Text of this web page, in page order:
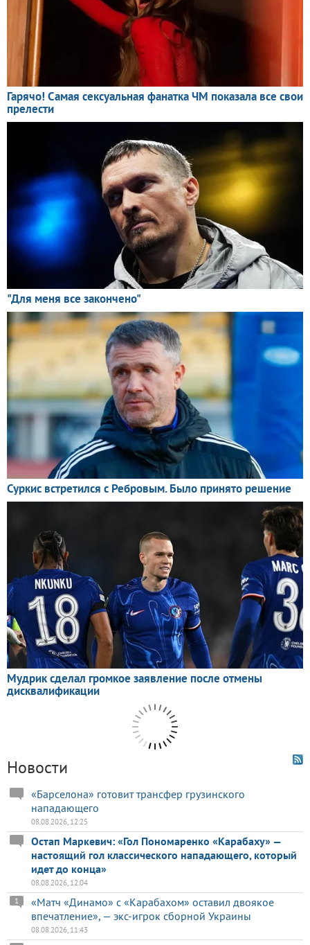
Новости
«Барселона» готовит трансфер грузинского
нападающего
08.08.2026, 12:25
Остап Маркевич: «Гол Пономаренко «Карабаху» —
настоящий гол классического нападающего, который
идет до конца»
08.08.2026, 12:04
«Матч «Динамо» с «Карабахом» оставил двоякое
впечатление», — экс-игрок сборной Украины
1
08.08.2026, 11:43